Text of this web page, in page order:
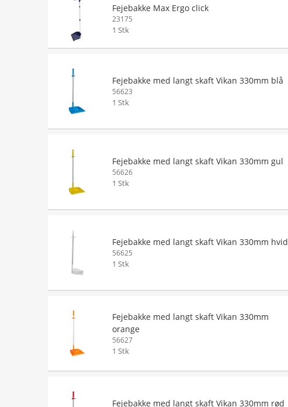
Fejebakke Max Ergo click
23175
1 Stk
Fejebakke med langt skaft Vikan 330mm blå
56623
1 Stk
Fejebakke med langt skaft Vikan 330mm gul
56626
1 Stk
Fejebakke med langt skaft Vikan 330mm hvid
56625
1 Stk
Fejebakke med langt skaft Vikan 330mm
orange
56627
1 Stk
Fejebakke med langt skaft Vikan 330mm rød